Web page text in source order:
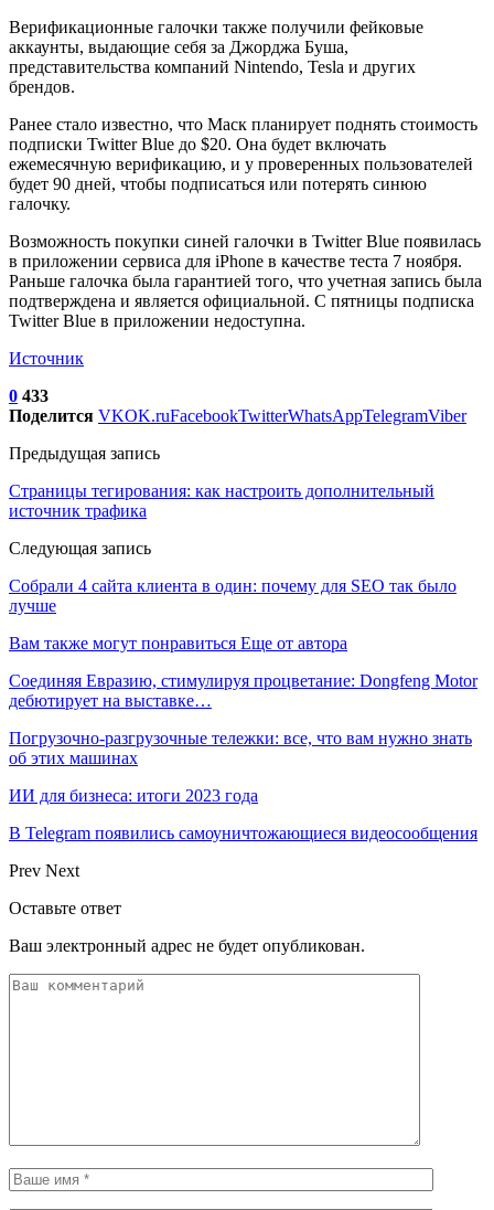
Верификационные галочки также получили фейковые
аккаунты, выдающие себя за Джорджа Буша,
представительства компаний Nintendo, Tesla и других
брендов.
Ранее стало известно, что Маск планирует поднять стоимость
подписки Twitter Blue до $20. Она будет включать
ежемесячную верификацию, и у проверенных пользователей
будет 90 дней, чтобы подписаться или потерять синюю
галочку.
Возможность покупки синей галочки в Twitter Blue появилась
в приложении сервиса для iPhone в качестве теста 7 ноября.
Раньше галочка была гарантией того, что учетная запись была
подтверждена и является официальной. С пятницы подписка
Twitter Blue в приложении недоступна.
Источник
0 433
Поделится VKOK.ruFacebookTwitterWhatsAppTelegramViber
Предыдущая запись
Страницы тегирования: как настроить дополнительный
источник трафика
Следующая запись
Собрали 4 сайта клиента в один: почему для SEO так было
лучше
Вам также могут понравиться Еще от автора
Соединяя Евразию, стимулируя процветание: Dongfeng Motor
дебютирует на выставке…
Погрузочно-разгрузочные тележки: все, что вам нужно знать
об этих машинах
ИИ для бизнеса: итоги 2023 года
В Telegram появились самоуничтожающиеся видеосообщения
Prev Next
Оставьте ответ
Ваш электронный адрес не будет опубликован.